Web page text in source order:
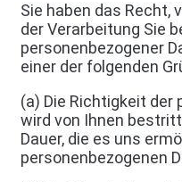
Sie haben das Recht,
der Verarbeitung Sie
personenbezogener
einer der folgenden
(a) Die Richtigkeit der
wird von Ihnen
Dauer, die es uns
personenbezogenen